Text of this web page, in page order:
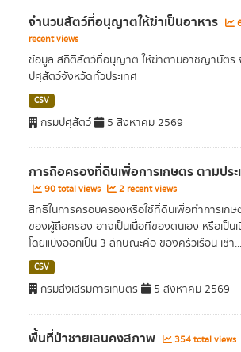
จำนวนสัตว์ที่อนุญาตให้ฆ่าเป็นอาหาร
recent views
ข้อมูล สถิติสัตว์ที่อนุญาต ให้ฆ่าตามอาชญาบัตร
ปศุสัตว์จังหวัดทั่วประเทศ
CSV
กรมปศุสัตว์ 5 สิงหาคม 2569
การถือครองที่ดินเพื่อการเกษตร ตามปร
90 total views 2 recent views
สิทธิในการครอบครองหรือใช้ที่ดินเพื่อทำการเก
ของผู้ถือครอง อาจเป็นเนื้อที่ของตนเอง หรือเป็น
โดยแบ่งออกเป็น 3 ลักษณะคือ ของครัวเรือน เช่า...
CSV
กรมส่งเสริมการเกษตร 5 สิงหาคม 2569
พื้นที่ป่าชายเลนคงสภาพ 354 total views